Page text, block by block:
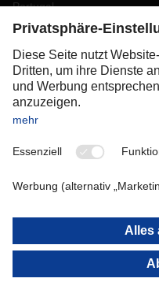
Portugal
Romania
Slovakia
Spain
Sweden
Switzerland
OCEANIA